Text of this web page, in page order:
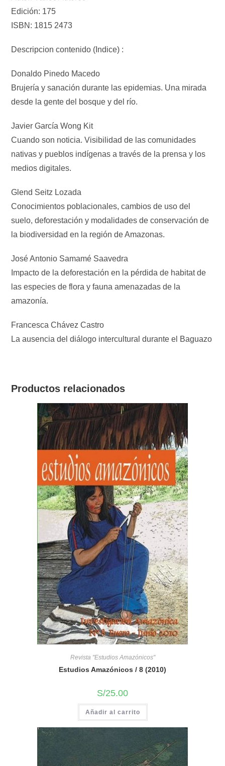
Edición: 175
ISBN: 1815 2473
Descripcion contenido (Indice) :
Donaldo Pinedo Macedo
Brujería y sanación durante las epidemias. Una mirada
desde la gente del bosque y del río.
Javier García Wong Kit
Cuando son noticia. Visibilidad de las comunidades
nativas y pueblos indígenas a través de la prensa y los
medios digitales.
Glend Seitz Lozada
Conocimientos poblacionales, cambios de uso del
suelo, deforestación y modalidades de conservación de
la biodiversidad en la región de Amazonas.
José Antonio Samamé Saavedra
Impacto de la deforestación en la pérdida de habitat de
las especies de flora y fauna amenazadas de la
amazonía.
Francesca Chávez Castro
La ausencia del diálogo intercultural durante el Baguazo
Productos relacionados
Revista "Estudios Amazónicos"
Estudios Amazónicos / 8 (2010)
S/25.00
Añadir al carrito